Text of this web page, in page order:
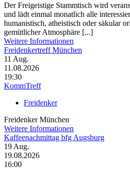
Der Freigeistige Stammtisch wird
und lädt einmal monatlich alle
humanistisch, atheistisch oder säkular
gemütlicher Atmosphäre [...]
Weitere Informationen
Freidenkertreff München
11 Aug.
11.08.2026
19:30
KommTreff
Freidenker
Freidenker München
Weitere Informationen
Kaffeenachmittag bfg Augsburg
19 Aug.
19.08.2026
16:00